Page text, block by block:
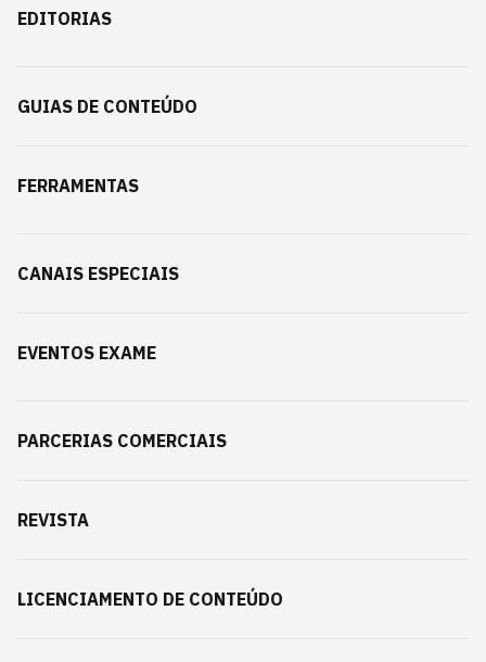
EDITORIAS
GUIAS DE CONTEÚDO
FERRAMENTAS
CANAIS ESPECIAIS
EVENTOS EXAME
PARCERIAS COMERCIAIS
REVISTA
LICENCIAMENTO DE CONTEÚDO